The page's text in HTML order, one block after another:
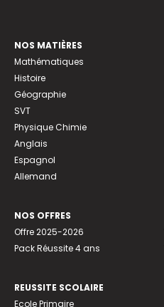
NOS MATIÈRES
Mathématiques
Histoire
Géographie
SVT
Physique Chimie
Anglais
Espagnol
Allemand
NOS OFFRES
Offre 2025-2026
Pack Réussite 4 ans
REUSSITE SCOLAIRE
Ecole Primaire